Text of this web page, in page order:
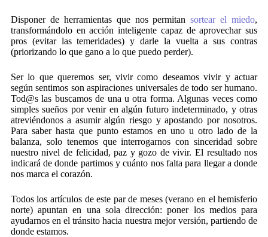
Disponer de herramientas que nos permitansortear el miedo,
transformándolo en acción inteligente capaz de aprovechar sus
pros (evitar las temeridades) y darle la vuelta a sus contras
(priorizando lo que gano a lo que puedo perder).
Ser lo que queremos ser, vivir como deseamos vivir y actuar
según sentimos son aspiraciones universales de todo ser humano.
Tod@s las buscamos de una u otra forma. Algunas veces como
simples sueños por venir en algún futuro indeterminado, y otras
atreviéndonos a asumir algún riesgo y apostando por nosotros.
Para saber hasta que punto estamos en uno u otro lado de la
balanza, solo tenemos que interrogarnos con sinceridad sobre
nuestro nivel de felicidad, paz y gozo de vivir. El resultado nos
indicará de donde partimos y cuánto nos falta para llegar a donde
nos marca el corazón.
Todos los artículos de este par de meses (verano en el hemisferio
norte) apuntan en una sola dirección: poner los medios para
ayudarnos en el tránsito hacia nuestra mejor versión, partiendo de
donde estamos.